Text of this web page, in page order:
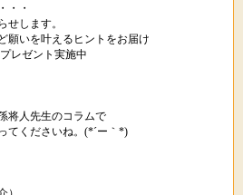
・・
せします。
願いを叶えるヒントをお届け
レゼント実施中
将人先生のコラムで
てくださいね。(*´ー｀*)ゞ